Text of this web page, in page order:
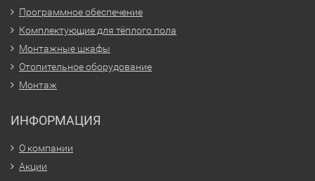
Программное обеспечение
Комплектующие для тёплого пола
Монтажные шкафы
Отопительное оборудование
Монтаж
ИНФОРМАЦИЯ
О компании
Акции